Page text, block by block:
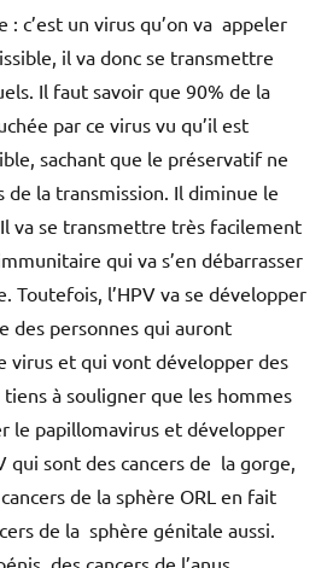
: c’est un virus qu’on va appeler
il va donc se transmettre
Il faut savoir que 90% de la
par ce virus vu qu’il est
sachant que le préservatif ne
de la transmission. Il diminue le
va se transmettre très facilement
qui va s’en débarrasser
Toutefois, l’HPV va se développer
des personnes qui auront
virus et qui vont développer des
à souligner que les hommes
le papillomavirus et développer
qui sont des cancers de la gorge,
de la sphère ORL en fait
de la sphère génitale aussi.
des cancers de l’anus,